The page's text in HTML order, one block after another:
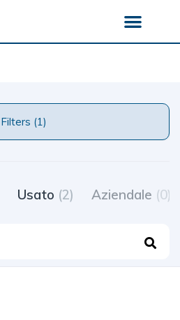
Filters (1)
Usato (2) Aziendale (0)